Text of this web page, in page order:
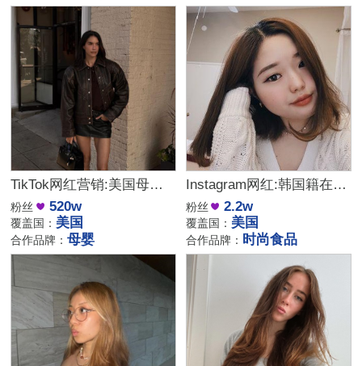
TikTok网红营销:美国母婴好物推荐KOL头部达人
粉丝 520w
覆盖国： 美国
合作品牌：母婴
Instagram网红:韩国籍在美时尚食品类海外KOC博主
粉丝 2.2w
覆盖国： 美国
合作品牌： 时尚食品